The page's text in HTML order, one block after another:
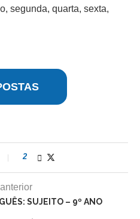
segunda, quarta, sexta,
2
SUJEITO – 9º ANO